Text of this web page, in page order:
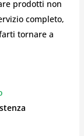
prodotti non
completo,
tornare a